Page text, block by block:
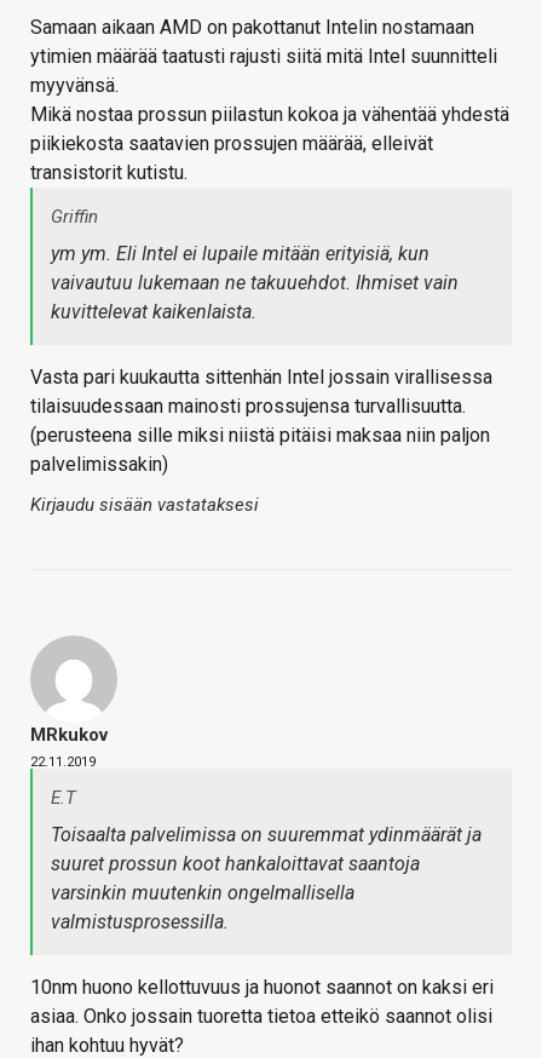
Samaan aikaan AMD on pakottanut Intelin nostamaan
ytimien määrää taatusti rajusti siitä mitä Intel suunnitteli
myyvänsä.
Mikä nostaa prossun piilastun kokoa ja vähentää yhdestä
piikiekosta saatavien prossujen määrää, elleivät
transistorit kutistu.
Griffin
ym ym. Eli Intel ei lupaile mitään erityisiä, kun
vaivautuu lukemaan ne takuuehdot. Ihmiset vain
kuvittelevat kaikenlaista.
Vasta pari kuukautta sittenhän Intel jossain virallisessa
tilaisuudessaan mainosti prossujensa turvallisuutta.
(perusteena sille miksi niistä pitäisi maksaa niin paljon
palvelimissakin)
Kirjaudu sisään vastataksesi
MRkukov
22.11.2019
E.T
Toisaalta palvelimissa on suuremmat ydinmäärät ja
suuret prossun koot hankaloittavat saantoja
varsinkin muutenkin ongelmallisella
valmistusprosessilla.
10nm huono kellottuvuus ja huonot saannot on kaksi eri
asiaa. Onko jossain tuoretta tietoa etteikö saannot olisi
ihan kohtuu hyvät?